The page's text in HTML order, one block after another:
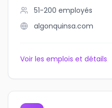
51-200 employés
algonquinsa.com
Voir les emplois et détails